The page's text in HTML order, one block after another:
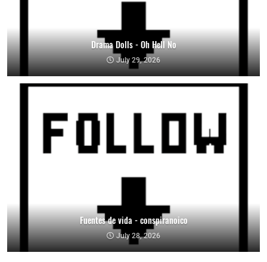
Drama Dolls - Oh Hell No
July 29, 2026
Fuentes de vida - conspiranoico
July 28, 2026